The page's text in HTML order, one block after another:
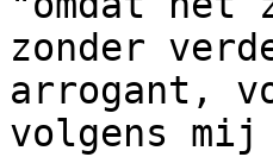
zonder
arrogant,
volgens